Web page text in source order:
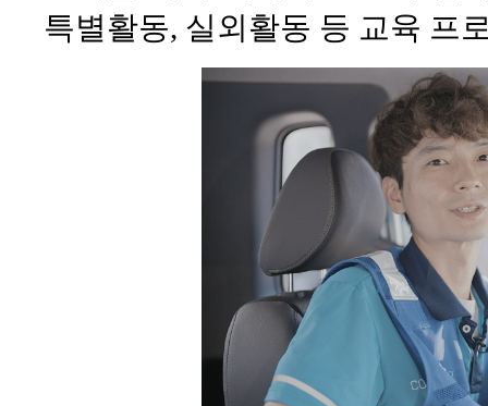
특별활동, 실외활동 등 교육 프